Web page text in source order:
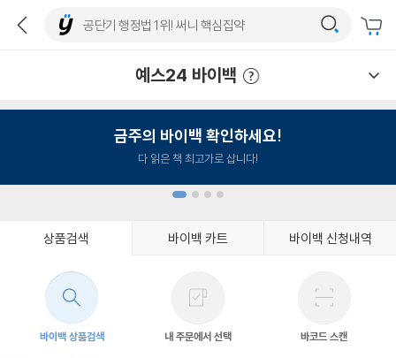
예스24 바이백
금주의 바이백 확인하세요!
다 읽은 책 최고가로 삽니다!
상품검색 바이백 카트 바이백 신청내역
바이백 상품검색 내 주문에서 선택 바코드 스캔